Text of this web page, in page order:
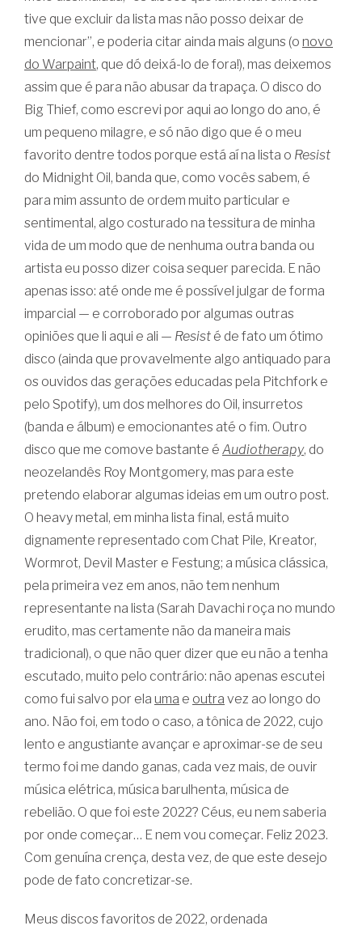
tive que excluir da lista mas não posso deixar de
mencionar”, e poderia citar ainda mais alguns (o novo
do Warpaint, que dó deixá-lo de fora!), mas deixemos
assim que é para não abusar da trapaça. O disco do
Big Thief, como escrevi por aqui ao longo do ano, é
um pequeno milagre, e só não digo que é o meu
favorito dentre todos porque está aí na lista o Resist
do Midnight Oil, banda que, como vocês sabem, é
para mim assunto de ordem muito particular e
sentimental, algo costurado na tessitura de minha
vida de um modo que de nenhuma outra banda ou
artista eu posso dizer coisa sequer parecida. E não
apenas isso: até onde me é possível julgar de forma
imparcial — e corroborado por algumas outras
opiniões que li aqui e ali — Resist é de fato um ótimo
disco (ainda que provavelmente algo antiquado para
os ouvidos das gerações educadas pela Pitchfork e
pelo Spotify), um dos melhores do Oil, insurretos
(banda e álbum) e emocionantes até o fim. Outro
disco que me comove bastante é Audiotherapy, do
neozelandês Roy Montgomery, mas para este
pretendo elaborar algumas ideias em um outro post.
O heavy metal, em minha lista final, está muito
dignamente representado com Chat Pile, Kreator,
Wormrot, Devil Master e Festung; a música clássica,
pela primeira vez em anos, não tem nenhum
representante na lista (Sarah Davachi roça no mundo
erudito, mas certamente não da maneira mais
tradicional), o que não quer dizer que eu não a tenha
escutado, muito pelo contrário: não apenas escutei
como fui salvo por ela uma e outra vez ao longo do
ano. Não foi, em todo o caso, a tônica de 2022, cujo
lento e angustiante avançar e aproximar-se de seu
termo foi me dando ganas, cada vez mais, de ouvir
música elétrica, música barulhenta, música de
rebelião. O que foi este 2022? Céus, eu nem saberia
por onde começar… E nem vou começar. Feliz 2023.
Com genuína crença, desta vez, de que este desejo
pode de fato concretizar-se.
Meus discos favoritos de 2022, ordenada